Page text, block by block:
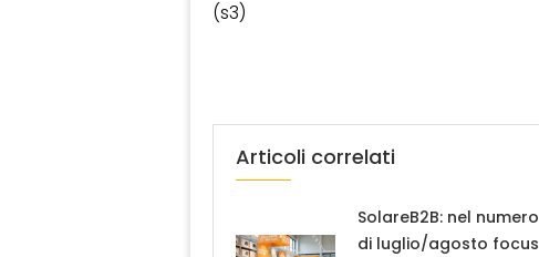
(s3)
Articoli correlati
SolareB2B: nel numero
di luglio/agosto focus